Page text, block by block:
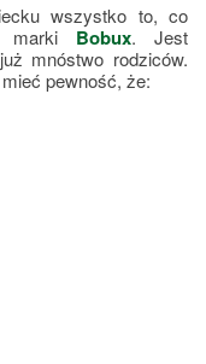
wszystko to, co
marki Bobux. Jest
mnóstwo rodziców.
pewność, że: